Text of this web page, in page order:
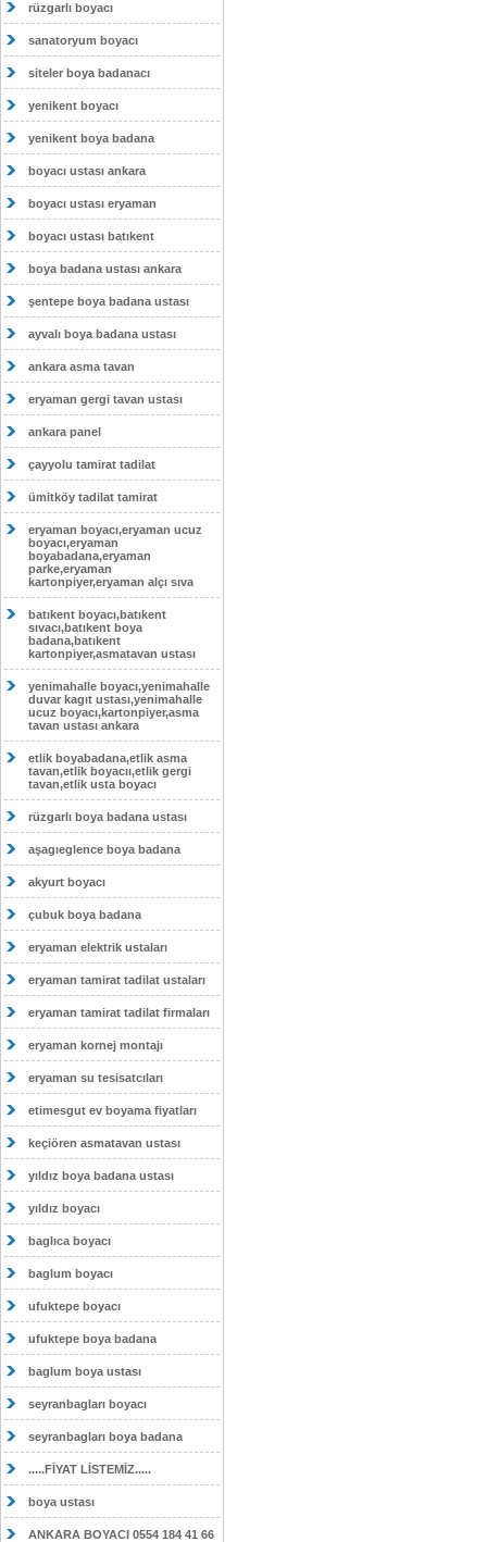
rüzgarlı boyacı
sanatoryum boyacı
siteler boya badanacı
yenikent boyacı
yenikent boya badana
boyacı ustası ankara
boyacı ustası eryaman
boyacı ustası batıkent
boya badana ustası ankara
şentepe boya badana ustası
ayvalı boya badana ustası
ankara asma tavan
eryaman gergi tavan ustası
ankara panel
çayyolu tamirat tadilat
ümitköy tadilat tamirat
eryaman boyacı,eryaman ucuz
boyacı,eryaman
boyabadana,eryaman
parke,eryaman
kartonpiyer,eryaman alçı sıva
batıkent boyacı,batıkent
sıvacı,batıkent boya
badana,batıkent
kartonpiyer,asmatavan ustası
yenimahalle boyacı,yenimahalle
duvar kagıt ustası,yenimahalle
ucuz boyacı,kartonpiyer,asma
tavan ustası ankara
etlik boyabadana,etlik asma
tavan,etlik boyacıı,etlik gergi
tavan,etlik usta boyacı
rüzgarlı boya badana ustası
aşagıeglence boya badana
akyurt boyacı
çubuk boya badana
eryaman elektrik ustaları
eryaman tamirat tadilat ustaları
eryaman tamirat tadilat firmaları
eryaman kornej montajı
eryaman su tesisatcıları
etimesgut ev boyama fiyatları
keçiören asmatavan ustası
yıldız boya badana ustası
yıldız boyacı
baglıca boyacı
baglum boyacı
ufuktepe boyacı
ufuktepe boya badana
baglum boya ustası
seyranbagları boyacı
seyranbagları boya badana
.....FİYAT LİSTEMİZ.....
boya ustası
ANKARA BOYACI 0554 184 41 66